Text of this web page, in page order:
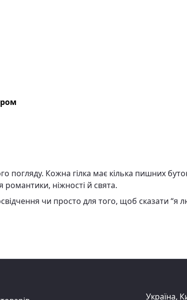
погляду. Кожна гілка має кілька пишних
романтики, ніжності й свята.
чи просто для того, щоб сказати
Україна,